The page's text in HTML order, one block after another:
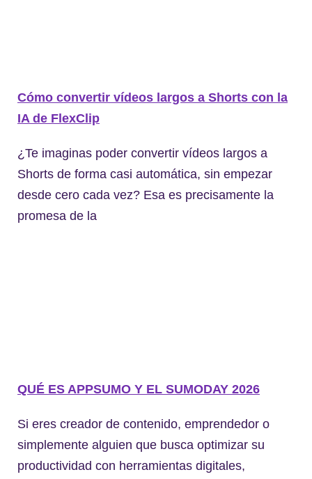
Cómo convertir vídeos largos a Shorts con la
IA de FlexClip
¿Te imaginas poder convertir vídeos largos a
Shorts de forma casi automática, sin empezar
desde cero cada vez? Esa es precisamente la
promesa de la
QUÉ ES APPSUMO Y EL SUMODAY 2026
Si eres creador de contenido, emprendedor o
simplemente alguien que busca optimizar su
productividad con herramientas digitales,